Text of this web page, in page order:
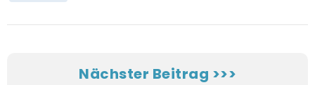
Nächster Beitrag >>>